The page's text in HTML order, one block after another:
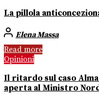
La pillola
Elena Massa
Read more
Opinioni
Il ritardo sul caso
aperta al Ministro